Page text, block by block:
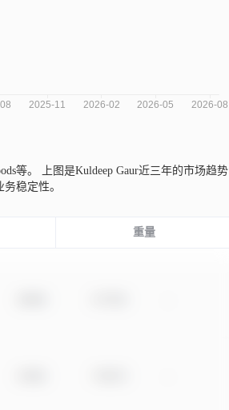
等。
上图是Kuldeep Gaur近三年的市场趋势
稳定性。
重量